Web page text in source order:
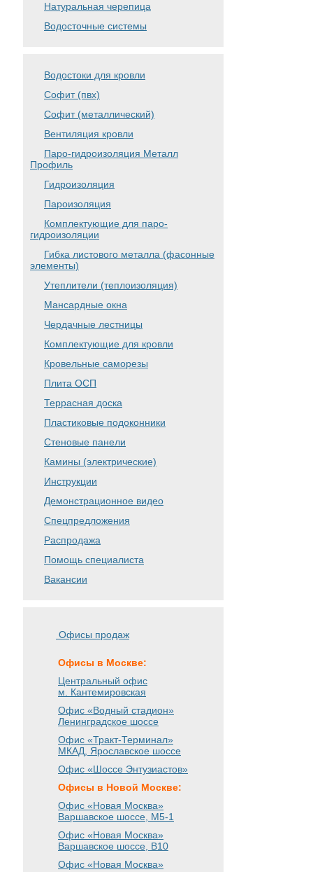
Натуральная черепица
Водосточные системы
Водостоки для кровли
Софит (пвх)
Софит (металлический)
Вентиляция кровли
Паро-гидроизоляция Металл
Профиль
Гидроизоляция
Пароизоляция
Комплектующие для паро-
гидроизоляции
Гибка листового металла (фасонные
элементы)
Утеплители (теплоизоляция)
Мансардные окна
Чердачные лестницы
Комплектующие для кровли
Кровельные саморезы
Плита ОСП
Террасная доска
Пластиковые подоконники
Стеновые панели
Камины (электрические)
Инструкции
Демонстрационное видео
Спецпредложения
Распродажа
Помощь специалиста
Вакансии
Офисы продаж
Офисы в Москве:
Центральный офис
м. Кантемировская
Офис «Водный стадион»
Ленинградское шоссе
Офис «Тракт-Терминал»
МКАД, Ярославское шоссе
Офис «Шоссе Энтузиастов»
Офисы в Новой Москве:
Офис «Новая Москва»
Варшавское шоссе , М5-1
Офис «Новая Москва»
Варшавское шоссе , B10
Офис «Новая Москва»